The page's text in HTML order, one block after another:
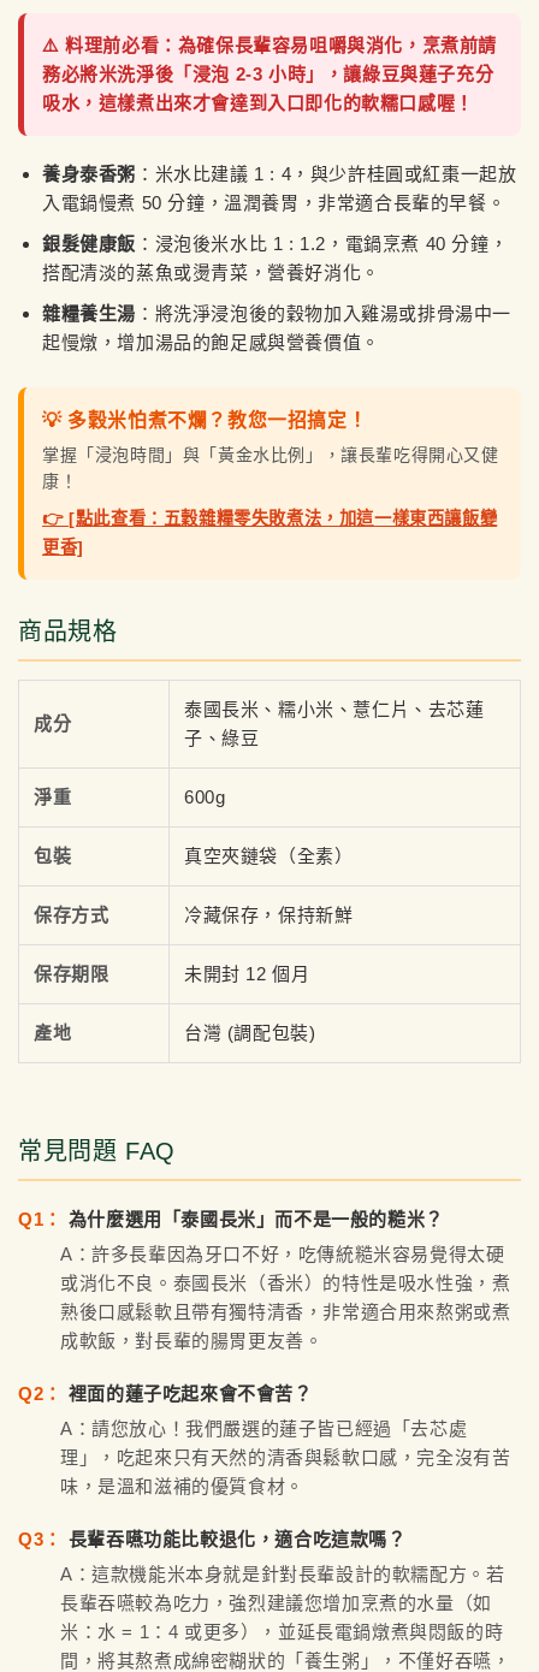
⚠️ 料理前必看：為確保長輩容易咀嚼與消化，烹煮前請
務必將米洗淨後「浸泡 2-3 小時」，讓綠豆與蓮子充分
吸水，這樣煮出來才會達到入口即化的軟糯口感喔！
養身泰香粥 ：米水比建議 1 : 4，與少許桂圓或紅棗一起放
入電鍋慢煮 50 分鐘，溫潤養胃，非常適合長輩的早餐。
銀髮健康飯 ：浸泡後米水比 1 : 1.2，電鍋烹煮 40 分鐘，
搭配清淡的蒸魚或燙青菜，營養好消化。
雜糧養生湯 ：將洗淨浸泡後的穀物加入雞湯或排骨湯中一
起慢燉，增加湯品的飽足感與營養價值。
💡 多穀米怕煮不爛？教您一招搞定！
掌握「浸泡時間」與「黃金水比例」，讓長輩吃得開心又健
康！
👉 [點此查看：五穀雜糧零失敗煮法，加這一樣東西讓飯變
更香]
商品規格
成分
泰國長米、糯小米、薏仁片、去芯蓮
子、綠豆
淨重 600g
包裝 真空夾鏈袋（全素）
保存方式 冷藏保存，保持新鮮
保存期限 未開封 12 個月
產地 台灣 (調配包裝)
常見問題 FAQ
Q1：
為什麼選用「泰國長米」而不是一般的糙米？
A：許多長輩因為牙口不好，吃傳統糙米容易覺得太硬
或消化不良。泰國長米（香米）的特性是吸水性強，煮
熟後口感鬆軟且帶有獨特清香，非常適合用來熬粥或煮
成軟飯，對長輩的腸胃更友善。
Q2：
裡面的蓮子吃起來會不會苦？
A：請您放心！我們嚴選的蓮子皆已經過「去芯處
理」，吃起來只有天然的清香與鬆軟口感，完全沒有苦
味，是溫和滋補的優質食材。
Q3：
長輩吞嚥功能比較退化，適合吃這款嗎？
A：這款機能米本身就是針對長輩設計的軟糯配方。若
長輩吞嚥較為吃力，強烈建議您增加烹煮的水量（如
米：水 = 1：4 或更多），並延長電鍋燉煮與悶飯的時
間，將其熬煮成綿密糊狀的「養生粥」，不僅好吞嚥，